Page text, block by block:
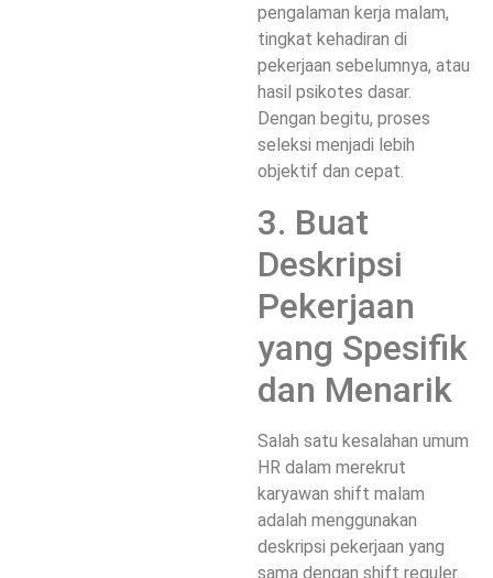
pengalaman kerja malam,
tingkat kehadiran di
pekerjaan sebelumnya, atau
hasil psikotes dasar.
Dengan begitu, proses
seleksi menjadi lebih
objektif dan cepat.
3. Buat
Deskripsi
Pekerjaan
yang Spesifik
dan Menarik
Salah satu kesalahan umum
HR dalam merekrut
karyawan shift malam
adalah menggunakan
deskripsi pekerjaan yang
sama dengan shift reguler.